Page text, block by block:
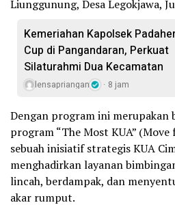
Liunggunung, Desa Legokjawa,
Kemeriahan Kapolsek
Cup di Pangandaran, Perkuat
Silaturahmi Dua Kecamatan
lensapriangan 8 jam
Dengan program ini merupakan
program “The Most KUA”
sebuah inisiatif strategis KUA
menghadirkan layanan
lincah, berdampak, dan
akar rumput.